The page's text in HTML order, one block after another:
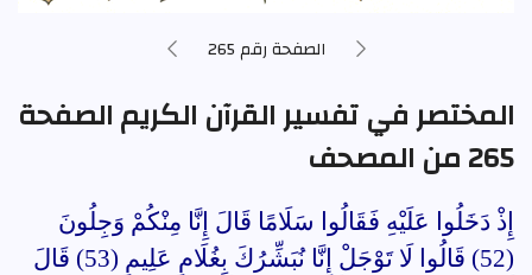
الصفحة رقم 265
المختصر في تفسير القرآن الكريم الصفحة
265 من المصحف
إِذْ دَخَلُوا عَلَيْهِ فَقَالُوا سَلَامًا قَالَ إِنَّا مِنْكُمْ وَجِلُونَ
(52) قَالُوا لَا تَوْجَلْ إِنَّا نُبَشِّرُكَ بِغُلَامٍ عَلِيمٍ (53) قَالَ